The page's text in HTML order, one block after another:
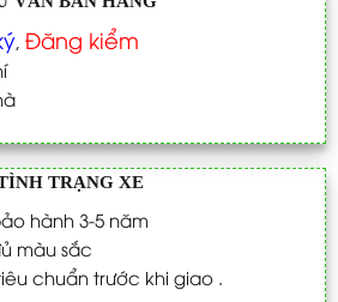
, Đăng kiểm
TRẠNG XE
hành 3-5 năm
màu sắc
chuẩn trước khi giao .